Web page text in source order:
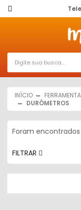
INÍCIO
DURÔMETROS
Foram encontrados
FILTRAR